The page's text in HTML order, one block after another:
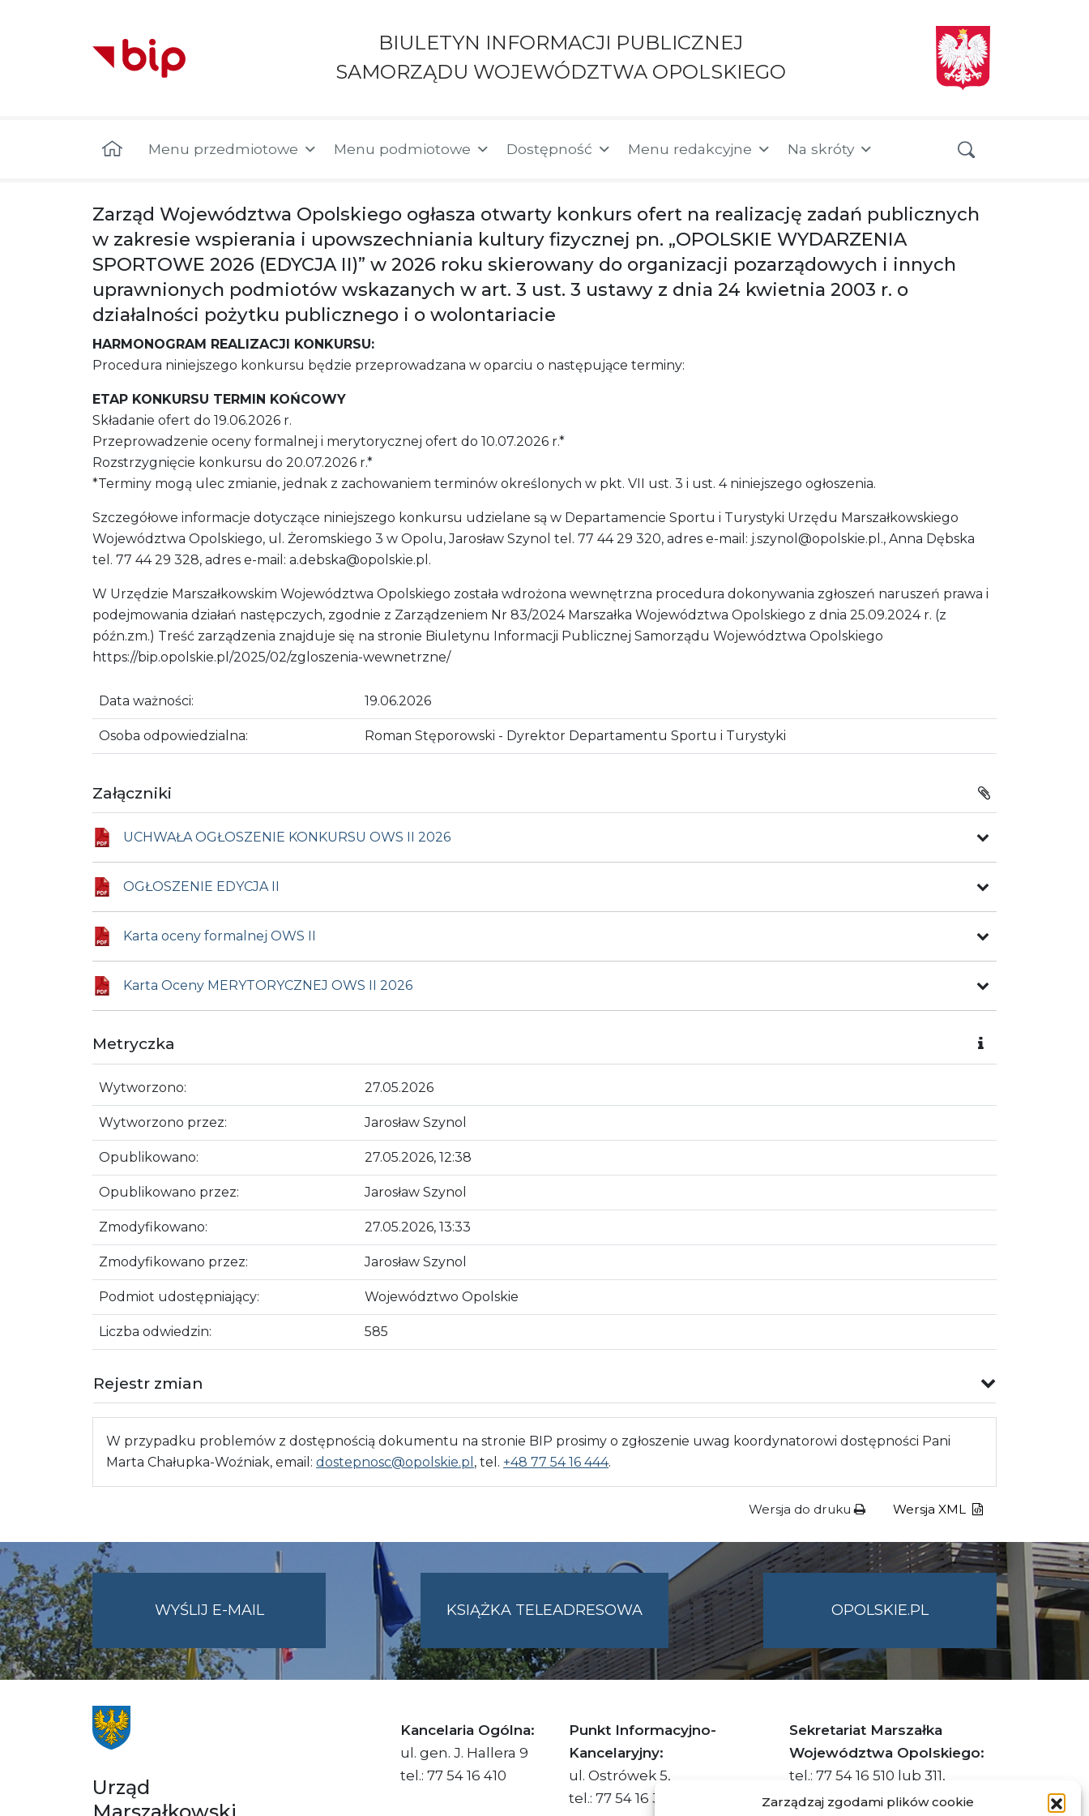
Zarządzaj zgodami plików cookie
BIULETYN INFORMACJI PUBLICZNEJ
SAMORZĄDU WOJEWÓDZTWA OPOLSKIEGO
Menu przedmiotowe Menu podmiotowe Dostępność Menu redakcyjne Na skróty
Zarząd Województwa Opolskiego ogłasza otwarty konkurs ofert na realizację zadań publicznych
w zakresie wspierania i upowszechniania kultury fizycznej pn. „OPOLSKIE WYDARZENIA
SPORTOWE 2026 (EDYCJA II)” w 2026 roku skierowany do organizacji pozarządowych i innych
uprawnionych podmiotów wskazanych w art. 3 ust. 3 ustawy z dnia 24 kwietnia 2003 r. o
działalności pożytku publicznego i o wolontariacie
HARMONOGRAM REALIZACJI KONKURSU:
Procedura niniejszego konkursu będzie przeprowadzana w oparciu o następujące terminy:
ETAP KONKURSU TERMIN KOŃCOWY
Składanie ofert do 19.06.2026 r.
Przeprowadzenie oceny formalnej i merytorycznej ofert do 10.07.2026 r.*
Rozstrzygnięcie konkursu do 20.07.2026 r.*
*Terminy mogą ulec zmianie, jednak z zachowaniem terminów określonych w pkt. VII ust. 3 i ust. 4 niniejszego ogłoszenia.
Szczegółowe informacje dotyczące niniejszego konkursu udzielane są w Departamencie Sportu i Turystyki Urzędu Marszałkowskiego
Województwa Opolskiego, ul. Żeromskiego 3 w Opolu, Jarosław Szynol tel. 77 44 29 320, adres e-mail: j.szynol@opolskie.pl., Anna Dębska
tel. 77 44 29 328, adres e-mail: a.debska@opolskie.pl.
W Urzędzie Marszałkowskim Województwa Opolskiego została wdrożona wewnętrzna procedura dokonywania zgłoszeń naruszeń prawa i
podejmowania działań następczych, zgodnie z Zarządzeniem Nr 83/2024 Marszałka Województwa Opolskiego z dnia 25.09.2024 r. (z
późn.zm.) Treść zarządzenia znajduje się na stronie Biuletynu Informacji Publicznej Samorządu Województwa Opolskiego
https://bip.opolskie.pl/2025/02/zgloszenia-wewnetrzne/
Data ważności: 19.06.2026
Osoba odpowiedzialna: Roman Stęporowski - Dyrektor Departamentu Sportu i Turystyki
Załączniki
UCHWAŁA OGŁOSZENIE KONKURSU OWS II 2026
OGŁOSZENIE EDYCJA II
Karta oceny formalnej OWS II
Karta Oceny MERYTORYCZNEJ OWS II 2026
Metryczka
Wytworzono: 27.05.2026
Wytworzono przez: Jarosław Szynol
Opublikowano: 27.05.2026, 12:38
Opublikowano przez: Jarosław Szynol
Zmodyfikowano: 27.05.2026, 13:33
Zmodyfikowano przez: Jarosław Szynol
Podmiot udostępniający: Województwo Opolskie
Liczba odwiedzin: 585
Rejestr zmian
W przypadku problemów z dostępnością dokumentu na stronie BIP prosimy o zgłoszenie uwag koordynatorowi dostępności Pani
Marta Chałupka-Woźniak, email: dostepnosc@opolskie.pl , tel. +48 77 54 16 444.
Wersja do druku Wersja XML
WYŚLIJ E-MAILNA
UMWO@OPOLSKIE.PL
KSIĄŻKA TELEADRESOWA OPOLSKIE.PL
Urząd
Kancelaria Ogólna:
ul. gen. J. Hallera 9
tel.: 77 54 16 410
Punkt Informacyjno-
Kancelaryjny:
ul. Ostrówek 5,
tel.: 77 54 16 332
Sekretariat Marszałka
Województwa Opolskiego:
tel.: 77 54 16 510 lub 311,
faks: 77 54 16 512